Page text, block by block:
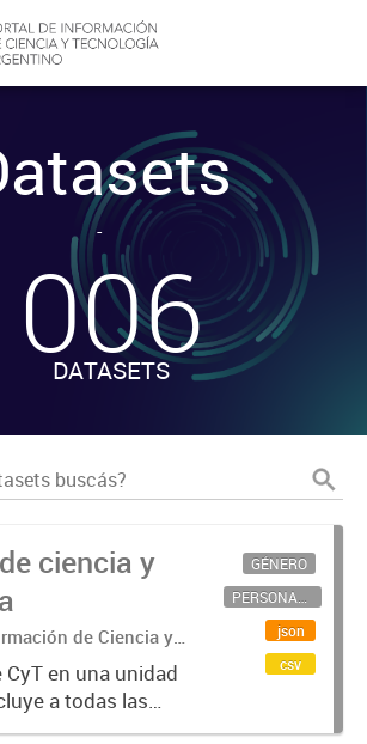
-
006
DATASETS
ciencia y
de Ciencia y
(SICYTAR)
CyT en una unidad
a todas las
GÉNERO
PERSONAL CIENTÍFICO-TECNOLÓGICO
json
csv